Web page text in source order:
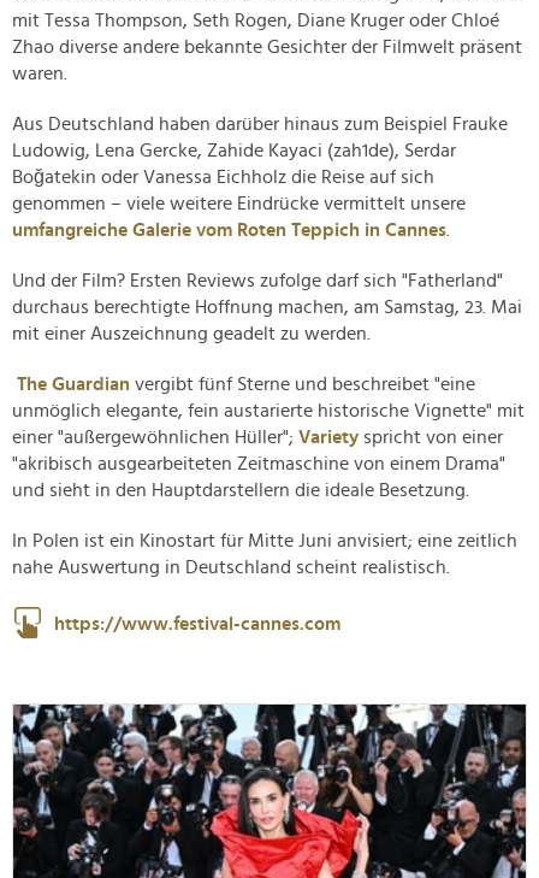
mit Tessa Thompson, Seth Rogen, Diane Kruger oder Chloé
Zhao diverse andere bekannte Gesichter der Filmwelt präsent
waren.
Aus Deutschland haben darüber hinaus zum Beispiel Frauke
Ludowig, Lena Gercke, Zahide Kayaci (zah1de), Serdar
Boğatekin oder Vanessa Eichholz die Reise auf sich
genommen – viele weitere Eindrücke vermittelt unsere
umfangreiche Galerie vom Roten Teppich in Cannes.
Und der Film? Ersten Reviews zufolge darf sich "Fatherland"
durchaus berechtigte Hoffnung machen, am Samstag, 23. Mai
mit einer Auszeichnung geadelt zu werden.
The Guardian vergibt fünf Sterne und beschreibet "eine
unmöglich elegante, fein austarierte historische Vignette" mit
einer "außergewöhnlichen Hüller"; Variety spricht von einer
"akribisch ausgearbeiteten Zeitmaschine von einem Drama"
und sieht in den Hauptdarstellern die ideale Besetzung.
In Polen ist ein Kinostart für Mitte Juni anvisiert; eine zeitlich
nahe Auswertung in Deutschland scheint realistisch.
https://www.festival-cannes.com